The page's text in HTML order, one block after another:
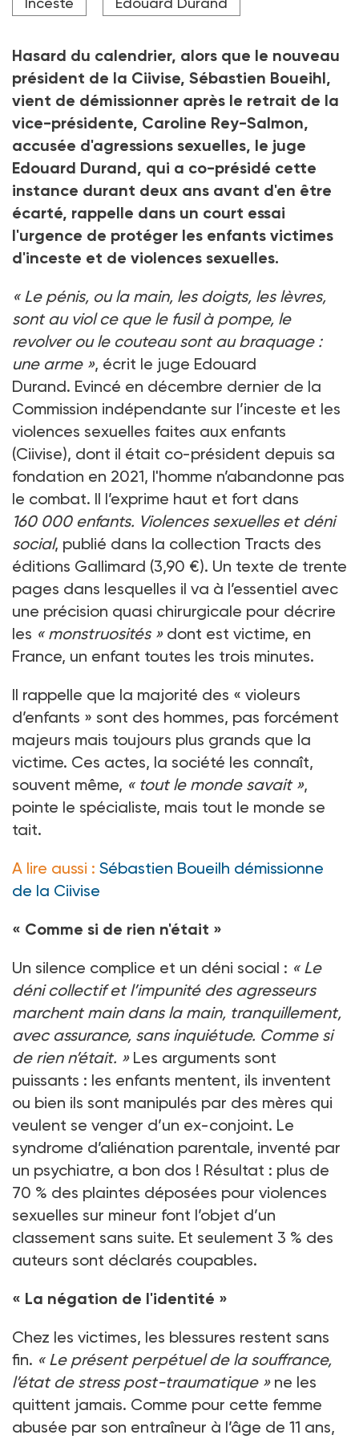
Crédit photo DR
Hasard du calendrier, alors que le nouveau
président de la Ciivise, Sébastien Boueihl,
vient de démissionner après le retrait de la
vice-présidente, Caroline Rey-Salmon,
accusée d'agressions sexuelles, le juge
Edouard Durand, qui a co-présidé cette
instance durant deux ans avant d'en être
écarté, rappelle dans un court essai
l'urgence de protéger les enfants victimes
d'inceste et de violences sexuelles.
« Le pénis, ou la main, les doigts, les lèvres,
sont au viol ce que le fusil à pompe, le
revolver ou le couteau sont au braquage :
une arme », écrit le juge Edouard
Durand. Evincé en décembre dernier de la
Commission indépendante sur l’inceste et les
violences sexuelles faites aux enfants
(Ciivise), dont il était co-président depuis sa
fondation en 2021, l'homme n’abandonne pas
le combat. Il l’exprime haut et fort dans
160 000 enfants. Violences sexuelles et déni
social, publié dans la collection Tracts des
éditions Gallimard (3,90 €). Un texte de trente
pages dans lesquelles il va à l’essentiel avec
une précision quasi chirurgicale pour décrire
les « monstruosités »dont est victime, en
France, un enfant toutes les trois minutes.
Il rappelle que la majorité des « violeurs
d’enfants » sont des hommes, pas forcément
majeurs mais toujours plus grands que la
victime. Ces actes, la société les connaît,
souvent même, « tout le monde savait »,
pointe le spécialiste, mais tout le monde se
tait.
A lire aussi : Sébastien Boueilh démissionne
de la Ciivise
« Comme si de rien n'était »
Un silence complice et un déni social : « Le
déni collectif et l’impunité des agresseurs
marchent main dans la main, tranquillement,
avec assurance, sans inquiétude. Comme si
de rien n’était. »Les arguments sont
puissants : les enfants mentent, ils inventent
ou bien ils sont manipulés par des mères qui
veulent se venger d’un ex-conjoint. Le
syndrome d’aliénation parentale, inventé par
un psychiatre, a bon dos ! Résultat : plus de
70 % des plaintes déposées pour violences
sexuelles sur mineur font l’objet d’un
classement sans suite. Et seulement 3 % des
auteurs sont déclarés coupables.
« La négation de l'identité »
Chez les victimes, les blessures restent sans
fin. « Le présent perpétuel de la souffrance,
l’état de stress post-traumatique »ne les
quittent jamais. Comme pour cette femme
abusée par son entraîneur à l’âge de 11 ans,